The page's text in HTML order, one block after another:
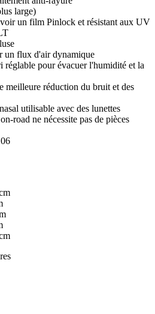
large)
un film Pinlock et résistant aux UV
un flux d'air dynamique
réglable pour évacuer l'humidité et la
meilleure réduction du bruit et des
utilisable avec des lunettes
road ne nécessite pas de pièces